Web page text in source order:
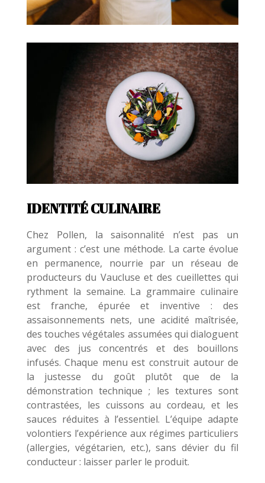
IDENTITÉ CULINAIRE
Chez Pollen, la saisonnalité n’est pas un
argument : c’est une méthode. La carte évolue
en permanence, nourrie par un réseau de
producteurs du Vaucluse et des cueillettes qui
rythment la semaine. La grammaire culinaire
est franche, épurée et inventive : des
assaisonnements nets, une acidité maîtrisée,
des touches végétales assumées qui dialoguent
avec des jus concentrés et des bouillons
infusés. Chaque menu est construit autour de
la justesse du goût plutôt que de la
démonstration technique ; les textures sont
contrastées, les cuissons au cordeau, et les
sauces réduites à l’essentiel. L’équipe adapte
volontiers l’expérience aux régimes particuliers
(allergies, végétarien, etc.), sans dévier du fil
conducteur : laisser parler le produit.